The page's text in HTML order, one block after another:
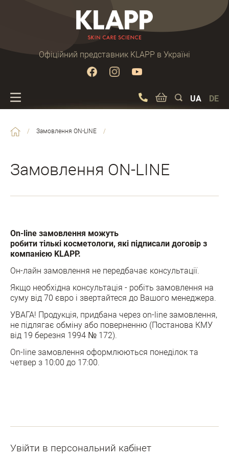
Офіційний представник KLAPP в Україні
UA DE
/ Замовлення ON-LINE /
Замовлення ON-LINE
On-line замовлення можуть
робити тількі косметологи, які підписали договір з
компанією KLAPP.
Он-лайн замовлення не передбачає консультації.
Якщо необхідна консультація - робіть замовлення на
суму від 70 євро і звертайтеся до Вашого менеджера.
УВАГА! Продукція, придбана через on-line замовлення,
не підлягає обміну або поверненню (Постанова КМУ
від 19 березня 1994 № 172).
Оn-line замовлення оформлюються понеділок та
четвер з 10:00 до 17:00.
Увійти в персональний кабінет